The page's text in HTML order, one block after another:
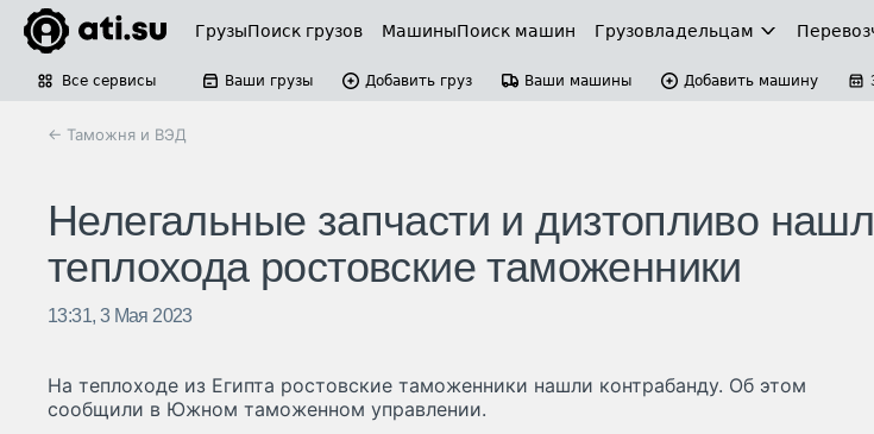
ГрузыПоиск грузов МашиныПоиск машин Грузовладельцам
Все сервисы Ваши грузы Добавить груз Ваши машины Добавить машину
← Таможня и ВЭД
Нелегальные запчасти и дизтопливо
теплохода ростовские таможенники
13:31, 3 Мая 2023
На теплоходе из Египта ростовские таможенники нашли контрабанду. Об этом
сообщили в Южном таможенном управлении.